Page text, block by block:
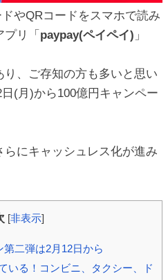
やQRコードをスマホで読み
リ「 paypay(ペイペイ) 」
、ご存知の方も多いと思い
(月)から100億円キャンペー
にキャッシュレス化が進み
[非表示]
二弾は2月12日から
いる！コンビニ、タクシー、ド